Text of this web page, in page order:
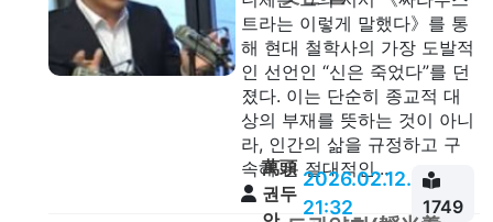
트라는 이렇게 말했다》를 통
해 현대 철학사의 가장 도발적
인 선언인 “신은 죽었다”를 던
졌다. 이는 단순히 종교적 대
상의 부재를 뜻하는 것이 아니
라, 인간의 삶을 규정하고 구
속해 온 절대적인...
萬頭
권두
2026.02.12.
21:32
1749